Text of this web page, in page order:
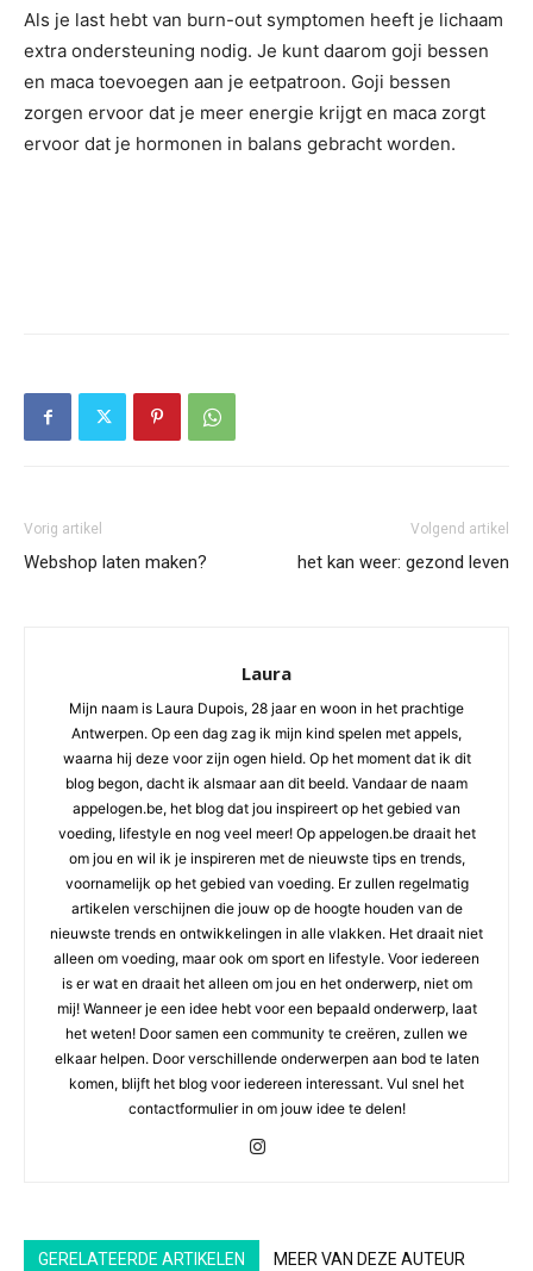
Als je last hebt van burn-out symptomen heeft je lichaam
extra ondersteuning nodig. Je kunt daarom goji bessen
en maca toevoegen aan je eetpatroon. Goji bessen
zorgen ervoor dat je meer energie krijgt en maca zorgt
ervoor dat je hormonen in balans gebracht worden.
Vorig artikel
Webshop laten maken?
Volgend artikel
het kan weer: gezond leven
Laura
Mijn naam is Laura Dupois, 28 jaar en woon in het prachtige
Antwerpen. Op een dag zag ik mijn kind spelen met appels,
waarna hij deze voor zijn ogen hield. Op het moment dat ik dit
blog begon, dacht ik alsmaar aan dit beeld. Vandaar de naam
appelogen.be, het blog dat jou inspireert op het gebied van
voeding, lifestyle en nog veel meer! Op appelogen.be draait het
om jou en wil ik je inspireren met de nieuwste tips en trends,
voornamelijk op het gebied van voeding. Er zullen regelmatig
artikelen verschijnen die jouw op de hoogte houden van de
nieuwste trends en ontwikkelingen in alle vlakken. Het draait niet
alleen om voeding, maar ook om sport en lifestyle. Voor iedereen
is er wat en draait het alleen om jou en het onderwerp, niet om
mij! Wanneer je een idee hebt voor een bepaald onderwerp, laat
het weten! Door samen een community te creëren, zullen we
elkaar helpen. Door verschillende onderwerpen aan bod te laten
komen, blijft het blog voor iedereen interessant. Vul snel het
contactformulier in om jouw idee te delen!
GERELATEERDE ARTIKELEN MEER VAN DEZE AUTEUR